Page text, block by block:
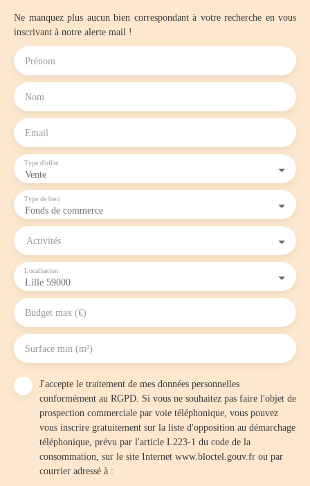
Ne manquez plus aucun bien correspondant à votre recherche en vous
inscrivant à notre alerte mail !
Prénom
Nom
Email
Vente
Type d'offre
Fonds de commerce
Type de bien
Activités
Lille 59000
Localisation
Budget max (€)
Surface min (m²)
J'accepte le traitement de mes données personnelles
conformément au RGPD. Si vous ne souhaitez pas faire l'objet de
prospection commerciale par voie téléphonique, vous pouvez
vous inscrire gratuitement sur la liste d'opposition au démarchage
téléphonique, prévu par l'article L223-1 du code de la
consommation, sur le site Internet www.bloctel.gouv.fr ou par
courrier adressé à :